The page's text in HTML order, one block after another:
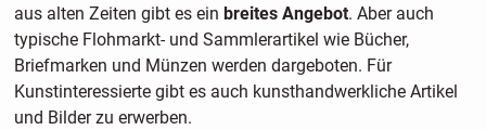
aus alten Zeiten gibt es ein breites Angebot. Aber auch
typische Flohmarkt- und Sammlerartikel wie Bücher,
Briefmarken und Münzen werden dargeboten. Für
Kunstinteressierte gibt es auch kunsthandwerkliche Artikel
und Bilder zu erwerben.